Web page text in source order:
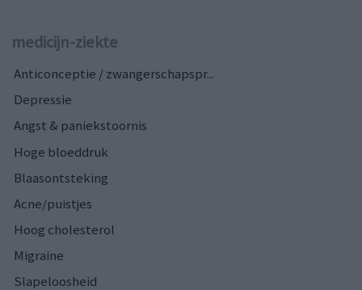
medicijn-ziekte
Anticonceptie / zwangerschapspr...
Depressie
Angst & paniekstoornis
Hoge bloeddruk
Blaasontsteking
Acne/puistjes
Hoog cholesterol
Migraine
Slapeloosheid